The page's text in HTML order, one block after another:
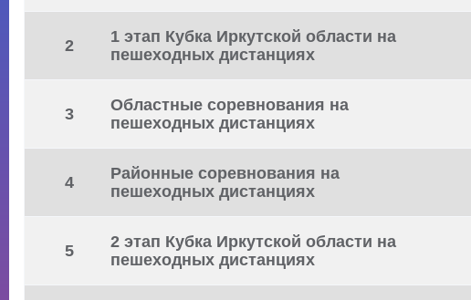
2
1 этап Кубка Иркутской области на
пешеходных дистанциях
3
Областные соревнования на
пешеходных дистанциях
4
Районные соревнования на
пешеходных дистанциях
5
2 этап Кубка Иркутской области на
пешеходных дистанциях